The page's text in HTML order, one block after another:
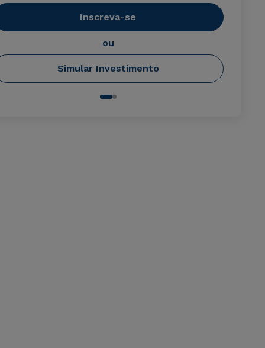
Inscreva-se
ou
Simular Investimento